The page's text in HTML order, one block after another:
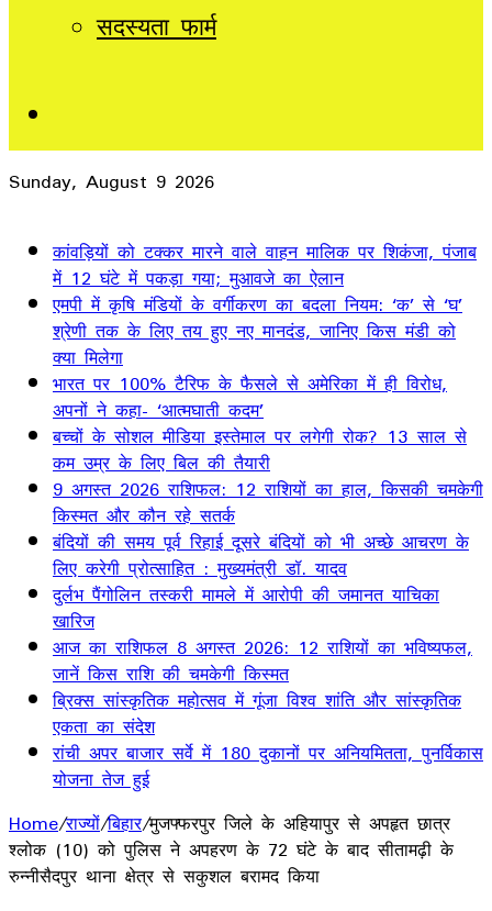
सदस्यता फार्म
Sunday, August 9 2026
कांवड़ियों को टक्कर मारने वाले वाहन मालिक पर शिकंजा, पंजाब
में 12 घंटे में पकड़ा गया; मुआवजे का ऐलान
एमपी में कृषि मंडियों के वर्गीकरण का बदला नियम: ‘क’ से ‘घ’
श्रेणी तक के लिए तय हुए नए मानदंड, जानिए किस मंडी को
क्या मिलेगा
भारत पर 100% टैरिफ के फैसले से अमेरिका में ही विरोध,
अपनों ने कहा- ‘आत्मघाती कदम’
बच्चों के सोशल मीडिया इस्तेमाल पर लगेगी रोक? 13 साल से
कम उम्र के लिए बिल की तैयारी
9 अगस्त 2026 राशिफल: 12 राशियों का हाल, किसकी चमकेगी
किस्मत और कौन रहे सतर्क
बंदियों की समय पूर्व रिहाई दूसरे बंदियों को भी अच्छे आचरण के
लिए करेगी प्रोत्साहित : मुख्यमंत्री डॉ. यादव
दुर्लभ पैंगोलिन तस्करी मामले में आरोपी की जमानत याचिका
खारिज
आज का राशिफल 8 अगस्त 2026: 12 राशियों का भविष्यफल,
जानें किस राशि की चमकेगी किस्मत
ब्रिक्स सांस्कृतिक महोत्सव में गूंजा विश्व शांति और सांस्कृतिक
एकता का संदेश
रांची अपर बाजार सर्वे में 180 दुकानों पर अनियमितता, पुनर्विकास
योजना तेज हुई
Home/राज्यों/बिहार/मुजफ्फरपुर जिले के अहियापुर से अपहृत छात्र
श्लोक (10) को पुलिस ने अपहरण के 72 घंटे के बाद सीतामढ़ी के
रुन्नीसैदपुर थाना क्षेत्र से सकुशल बरामद किया